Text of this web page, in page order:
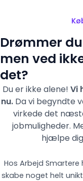
Drømmer
men ved
det?
Du er ikke alene! Vi
nu. Da vi begyndte
virkede det
jobmuligheder.
hjælpe
Hos Arbejd
skabe noget helt